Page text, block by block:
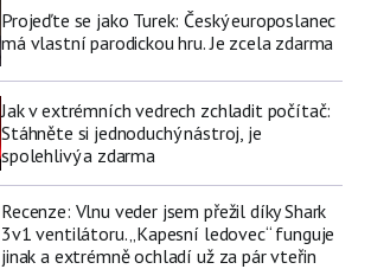
Projeďte se jako Turek: Český europoslanec
má vlastní parodickou hru. Je zcela zdarma
Jak v extrémních vedrech zchladit počítač:
Stáhněte si jednoduchý nástroj, je
spolehlivý a zdarma
Recenze: Vlnu veder jsem přežil díky Shark
3v1 ventilátoru. „Kapesní ledovec“ funguje
jinak a extrémně ochladí už za pár vteřin